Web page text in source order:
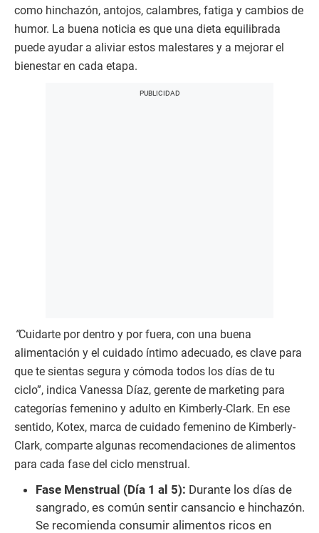
como hinchazón, antojos, calambres, fatiga y cambios de
humor. La buena noticia es que una dieta equilibrada
puede ayudar a aliviar estos malestares y a mejorar el
bienestar en cada etapa.
“Cuidarte por dentro y por fuera, con una buena
alimentación y el cuidado íntimo adecuado, es clave para
que te sientas segura y cómoda todos los días de tu
ciclo”, indica Vanessa Díaz, gerente de marketing para
categorías femenino y adulto en Kimberly-Clark. En ese
sentido, Kotex, marca de cuidado femenino de Kimberly-
Clark, comparte algunas recomendaciones de alimentos
para cada fase del ciclo menstrual.
Fase Menstrual (Día 1 al 5): Durante los días de
sangrado, es común sentir cansancio e hinchazón.
Se recomienda consumir alimentos ricos en